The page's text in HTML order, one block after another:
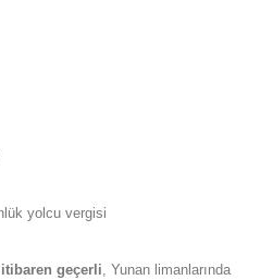
yolcu vergisi
geçerli, Yunan limanlarında